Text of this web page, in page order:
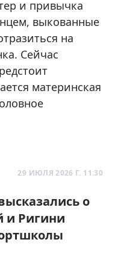
и привычка
выкованные
на
Сейчас
материнская
29 ИЮЛЯ 2026 Г. 11:30
о
и Ригини